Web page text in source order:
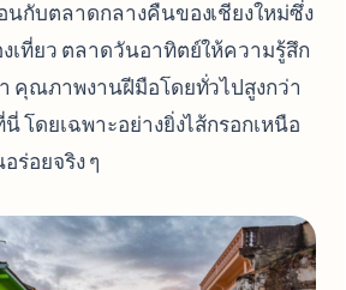
นกับตลาดกลางคืนของเชียงใหม่ซึ่ง
เที่ยว ตลาดวันอาทิตย์ให้ความรู้สึก
คุณภาพงานฝีมือโดยทั่วไปสูงกว่า
โดยเฉพาะอย่างยิ่งไส้กรอกเหนือ
ร่อยจริง ๆ